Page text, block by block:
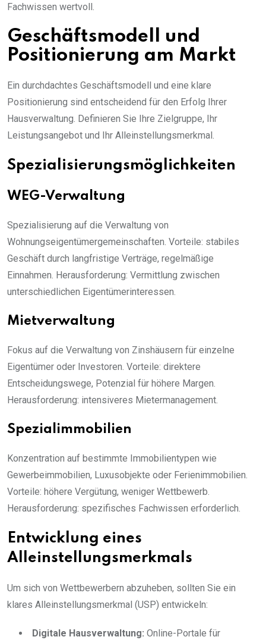
Fachwissen wertvoll.
Geschäftsmodell und
Positionierung am Markt
Ein durchdachtes Geschäftsmodell und eine klare
Positionierung sind entscheidend für den Erfolg Ihrer
Hausverwaltung. Definieren Sie Ihre Zielgruppe, Ihr
Leistungsangebot und Ihr Alleinstellungsmerkmal.
Spezialisierungsmöglichkeiten
WEG-Verwaltung
Spezialisierung auf die Verwaltung von
Wohnungseigentümergemeinschaften. Vorteile: stabiles
Geschäft durch langfristige Verträge, regelmäßige
Einnahmen. Herausforderung: Vermittlung zwischen
unterschiedlichen Eigentümerinteressen.
Mietverwaltung
Fokus auf die Verwaltung von Zinshäusern für einzelne
Eigentümer oder Investoren. Vorteile: direktere
Entscheidungswege, Potenzial für höhere Margen.
Herausforderung: intensiveres Mietermanagement.
Spezialimmobilien
Konzentration auf bestimmte Immobilientypen wie
Gewerbeimmobilien, Luxusobjekte oder Ferienimmobilien.
Vorteile: höhere Vergütung, weniger Wettbewerb.
Herausforderung: spezifisches Fachwissen erforderlich.
Entwicklung eines
Alleinstellungsmerkmals
Um sich von Wettbewerbern abzuheben, sollten Sie ein
klares Alleinstellungsmerkmal (USP) entwickeln:
Digitale Hausverwaltung: Online-Portale für